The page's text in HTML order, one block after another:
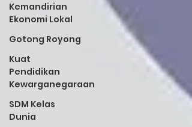
Kemandirian
Ekonomi Lokal
Gotong Royong
Kuat
Pendidikan
Kewarganegaraan
SDM Kelas
Dunia